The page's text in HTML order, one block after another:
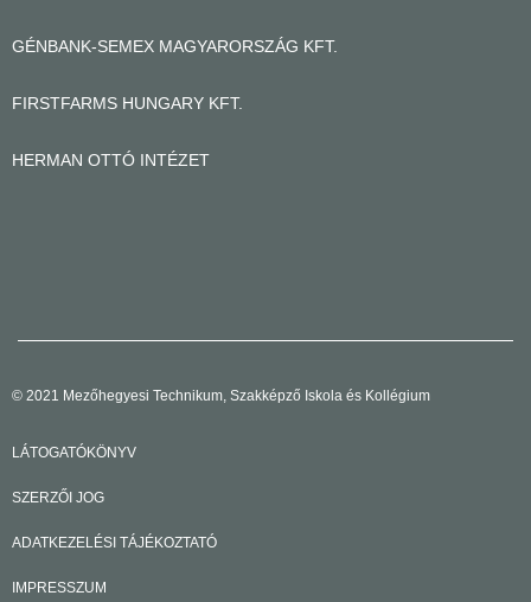
GÉNBANK-SEMEX MAGYARORSZÁG KFT.
FIRSTFARMS HUNGARY KFT.
HERMAN OTTÓ INTÉZET
© 2021 Mezőhegyesi Technikum, Szakképző Iskola és Kollégium
LÁTOGATÓKÖNYV
SZERZŐI JOG
ADATKEZELÉSI TÁJÉKOZTATÓ
IMPRESSZUM